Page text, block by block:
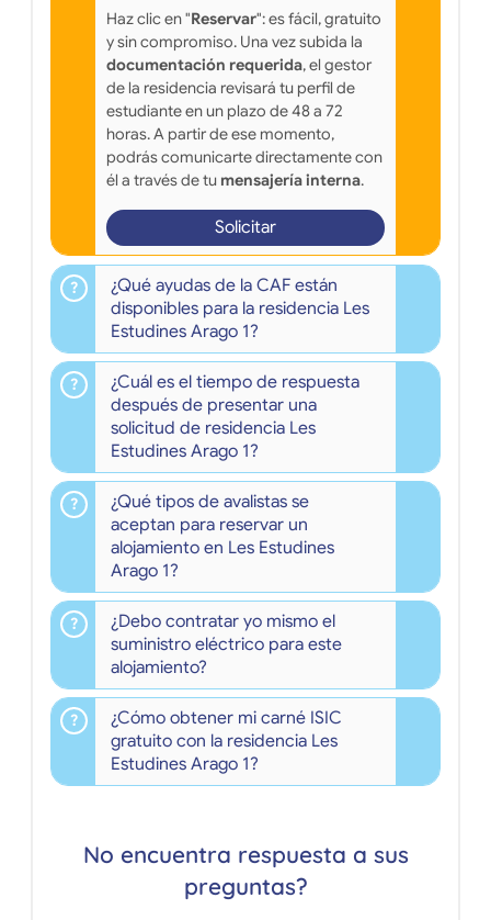
Haz clic en "Reservar": es fácil, gratuito
y sin compromiso. Una vez subida la
documentación requerida, el gestor
de la residencia revisará tu perfil de
estudiante en un plazo de 48 a 72
horas. A partir de ese momento,
podrás comunicarte directamente con
él a través de tu mensajería interna.
Solicitar
¿Qué ayudas de la CAF están
disponibles para la residencia Les
Estudines Arago 1?
¿Cuál es el tiempo de respuesta
después de presentar una
solicitud de residencia Les
Estudines Arago 1?
¿Qué tipos de avalistas se
aceptan para reservar un
alojamiento en Les Estudines
Arago 1?
¿Debo contratar yo mismo el
suministro eléctrico para este
alojamiento?
¿Cómo obtener mi carné ISIC
gratuito con la residencia Les
Estudines Arago 1?
No encuentra respuesta a sus
preguntas?